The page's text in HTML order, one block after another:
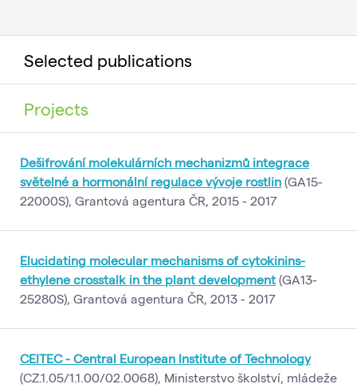
Selected publications
Projects
Dešifrování molekulárních mechanizmů integrace
světelné a hormonální regulace vývoje rostlin (GA15-
22000S), Grantová agentura ČR, 2015 - 2017
Elucidating molecular mechanisms of cytokinins-
ethylene crosstalk in the plant development (GA13-
25280S), Grantová agentura ČR, 2013 - 2017
CEITEC - Central European Institute of Technology
(CZ.1.05/1.1.00/02.0068), Ministerstvo školství, mládeže